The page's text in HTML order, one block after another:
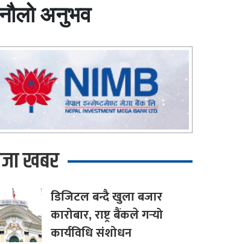
अनुभव
खबर
डिजिटलबन्दै खुला बजार
कारोबार, राष्ट्र बैंकले गर्‍यो
कार्यविधि संशोधन